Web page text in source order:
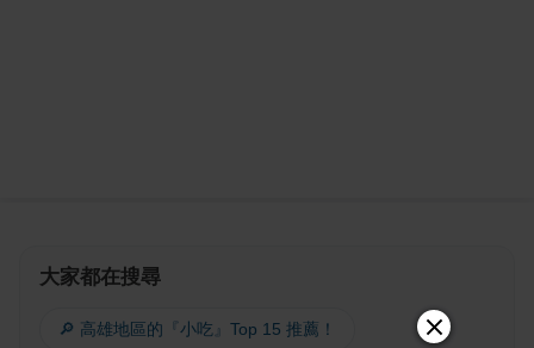
大家都在搜尋
🔎 高雄地區的『小吃』Top 15 推薦！